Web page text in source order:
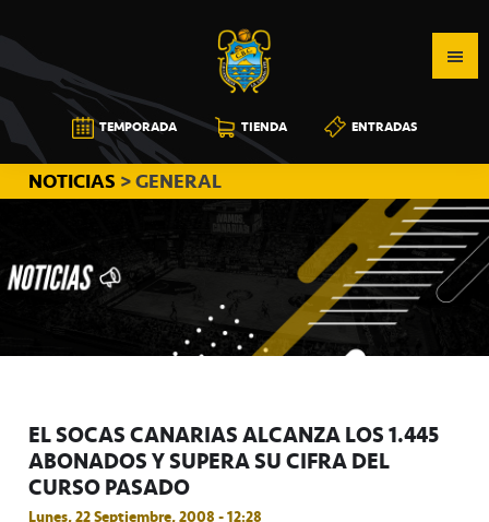
a
la
navegación
principal
al
contenido
principal
a
la
barra
lateral
principal
CB
CANARIAS
TEMPORADA TIENDA ENTRADAS
NOTICIAS > GENERAL
EL SOCAS CANARIAS ALCANZA LOS 1.445
ABONADOS Y SUPERA SU CIFRA DEL
CURSO PASADO
Lunes, 22 Septiembre, 2008 - 12:28